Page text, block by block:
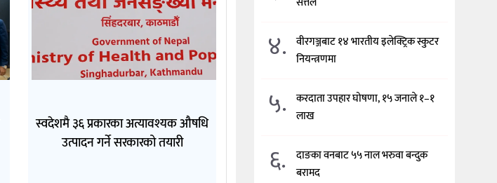
स्वदेशमै ३६ प्रकारका अत्यावश्यक औषधि
उत्पादन गर्ने सरकारको तयारी
४.
वीरगञ्जबाट १४ भारतीय इलेक्ट्रिक स्कुटर
नियन्त्रणमा
५.
करदाता उपहार घोषणा, १५ जनाले १–१
लाख
६.
दाङका वनबाट ५५ नाल भरुवा बन्दुक
बरामद